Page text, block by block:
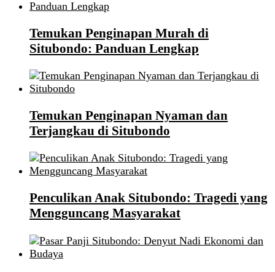
Temukan Penginapan Murah di
Situbondo: Panduan Lengkap
Temukan Penginapan Nyaman dan
Terjangkau di Situbondo
Penculikan Anak Situbondo: Tragedi yang
Mengguncang Masyarakat